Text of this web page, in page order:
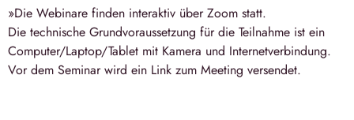
»Die Webinare finden interaktiv über Zoom statt.
Die technische Grundvoraussetzung für die Teilnahme ist ein
Computer/Laptop/Tablet mit Kamera und Internetverbindung.
Vor dem Seminar wird ein Link zum Meeting versendet.